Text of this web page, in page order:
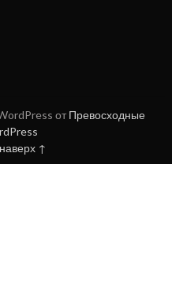
от Превосходные
↑